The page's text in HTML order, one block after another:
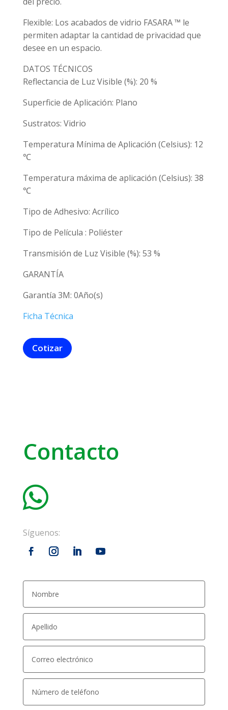
Flexible: Los acabados de vidrio FASARA ™ le
permiten adaptar la cantidad de privacidad que
desee en un espacio.
DATOS TÉCNICOS
Reflectancia de Luz Visible (%): 20 %
Superficie de Aplicación: Plano
Sustratos: Vidrio
Temperatura Mínima de Aplicación (Celsius): 12
℃
Temperatura máxima de aplicación (Celsius): 38
℃
Tipo de Adhesivo: Acrílico
Tipo de Película : Poliéster
Transmisión de Luz Visible (%): 53 %
GARANTÍA
Garantía 3M: 0Año(s)
Ficha Técnica
Cotizar
Contacto

Síguenos: